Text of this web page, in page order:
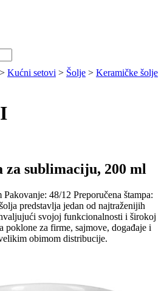
> Kućni setovi > Šolje > Keramičke šolje
sublimaciju, 200 ml
48/12 Preporučena štampa:
predstavlja jedan od najtraženijih
svojoj funkcionalnosti i širokoj
poklone za firme, sajmove, događaje i
obimom distribucije.